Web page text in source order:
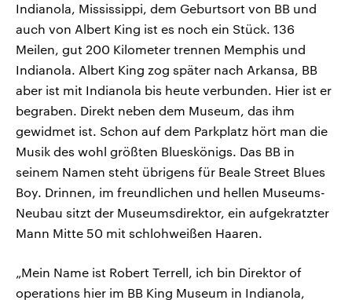
Indianola, Mississippi, dem Geburtsort von BB und
auch von Albert King ist es noch ein Stück. 136
Meilen, gut 200 Kilometer trennen Memphis und
Indianola. Albert King zog später nach Arkansa, BB
aber ist mit Indianola bis heute verbunden. Hier ist er
begraben. Direkt neben dem Museum, das ihm
gewidmet ist. Schon auf dem Parkplatz hört man die
Musik des wohl größten Blueskönigs. Das BB in
seinem Namen steht übrigens für Beale Street Blues
Boy. Drinnen, im freundlichen und hellen Museums-
Neubau sitzt der Museumsdirektor, ein aufgekratzter
Mann Mitte 50 mit schlohweißen Haaren.
„Mein Name ist Robert Terrell, ich bin Direktor of
operations hier im BB King Museum in Indianola,